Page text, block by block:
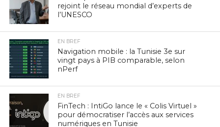
rejoint le réseau mondial d’experts de
l’UNESCO
EN BREF
Navigation mobile : la Tunisie 3e sur
vingt pays à PIB comparable, selon
nPerf
EN BREF
FinTech : IntiGo lance le « Colis Virtuel »
pour démocratiser l’accès aux services
numériques en Tunisie